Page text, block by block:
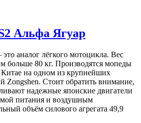
Альфа Ягуар
аналог лёгкого мотоцикла. Вес
больше 80 кг. Производятся мопеды
на одном из крупнейших
Zongshen. Стоит обратить внимание,
надежные японские двигатели
питания и воздушным
объём силового агрегата 49,9